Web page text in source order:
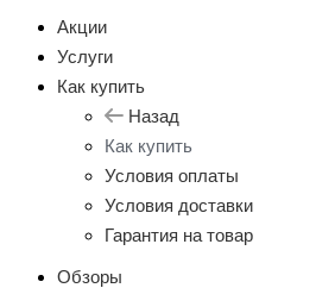
Акции
Услуги
Как купить
Назад
Как купить
Условия оплаты
Условия доставки
Гарантия на товар
Обзоры